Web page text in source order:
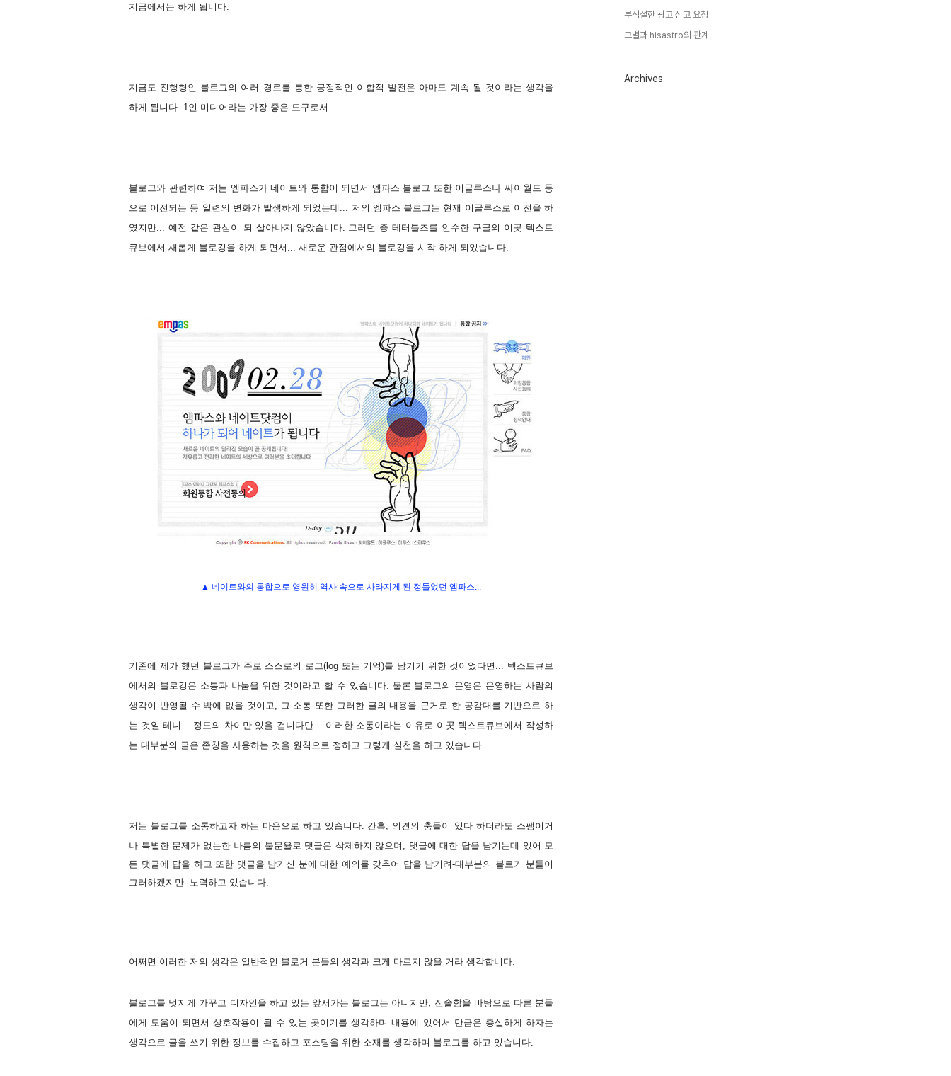
지금에서는 하게 됩니다.
지금도 진행형인 블로그의 여러 경로를 통한 긍정적인 이합적 발전은 아마도 계속 될 것이라는 생각을
하게 됩니다. 1인 미디어라는 가장 좋은 도구로서...
블로그와 관련하여 저는 엠파스가 네이트와 통합이 되면서 엠파스 블로그 또한 이글루스나 싸이월드 등
으로 이전되는 등 일련의 변화가 발생하게 되었는데... 저의 엠파스 블로그는 현재 이글루스로 이전을 하
였지만... 예전 같은 관심이 되 살아나지 않았습니다. 그러던 중 테터툴즈를 인수한 구글의 이곳 텍스트
큐브에서 새롭게 블로깅을 하게 되면서... 새로운 관점에서의 블로깅을 시작 하게 되었습니다.
▲ 네이트와의 통합으로 영원히 역사 속으로 사라지게 된 정들었던 엠파스...
기존에 제가 했던 블로그가 주로 스스로의 로그(log 또는 기억)를 남기기 위한 것이었다면... 텍스트큐브
에서의 블로깅은 소통과 나눔을 위한 것이라고 할 수 있습니다. 물론 블로그의 운영은 운영하는 사람의
생각이 반영될 수 밖에 없을 것이고, 그 소통 또한 그러한 글의 내용을 근거로 한 공감대를 기반으로 하
는 것일 테니... 정도의 차이만 있을 겁니다만... 이러한 소통이라는 이유로 이곳 텍스트큐브에서 작성하
는 대부분의 글은 존칭을 사용하는 것을 원칙으로 정하고 그렇게 실천을 하고 있습니다.
저는 블로그를 소통하고자 하는 마음으로 하고 있습니다. 간혹, 의견의 충돌이 있다 하더라도 스팸이거
나 특별한 문제가 없는한 나름의 불문율로 댓글은 삭제하지 않으며, 댓글에 대한 답을 남기는데 있어 모
든 댓글에 답을 하고 또한 댓글을 남기신 분에 대한 예의를 갖추어 답을 남기려-대부분의 블로거 분들이
그러하겠지만- 노력하고 있습니다.
어쩌면 이러한 저의 생각은 일반적인 블로거 분들의 생각과 크게 다르지 않을 거라 생각합니다.
블로그를 멋지게 가꾸고 디자인을 하고 있는 앞서가는 블로그는 아니지만, 진솔함을 바탕으로 다른 분들
에게 도움이 되면서 상호작용이 될 수 있는 곳이기를 생각하며 내용에 있어서 만큼은 충실하게 하자는
생각으로 글을 쓰기 위한 정보를 수집하고 포스팅을 위한 소재를 생각하며 블로그를 하고 있습니다.
부적절한 광고 신고 요청
그별과 hisastro의 관계
Archives